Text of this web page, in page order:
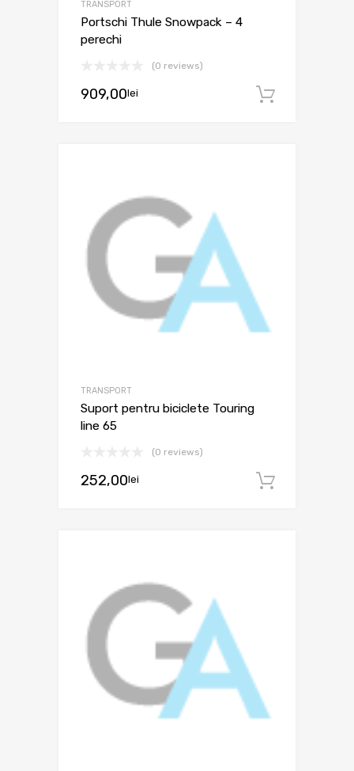
TRANSPORT
Portschi Thule Snowpack – 4
perechi
(0 reviews)
909,00lei
TRANSPORT
Suport pentru biciclete Touring
line 65
(0 reviews)
252,00lei